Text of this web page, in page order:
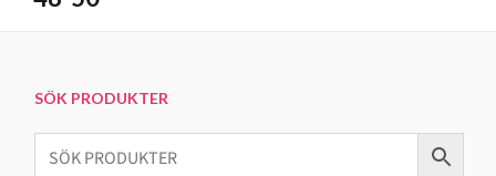
SÖK PRODUKTER